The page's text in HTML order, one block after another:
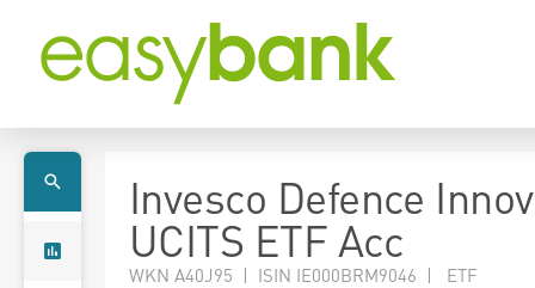
Invesco Defence
UCITS ETF Acc
WKN A40J95 | ISIN IE000BRM9046 | ETF